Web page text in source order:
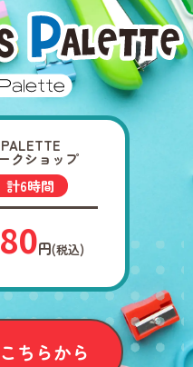
クショップ
6時間
円(税込)
ちらから